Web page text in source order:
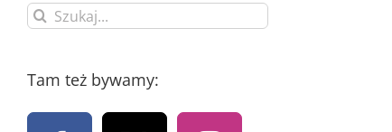
Szukaj
Tam też bywamy: